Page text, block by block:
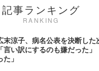
記事ランキング
RANKING
末涼子、病名公表を決断した
「言い訳にするのも嫌だった
た」